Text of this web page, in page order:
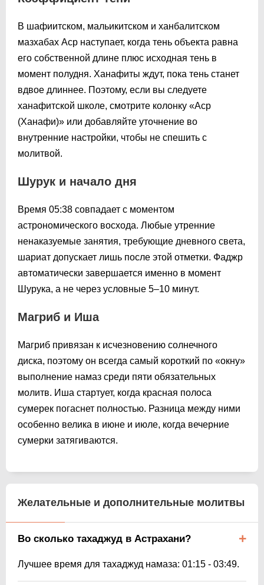
В шафиитском, мальикитском и ханбалитском
мазхабах Аср наступает, когда тень объекта равна
его собственной длине плюс исходная тень в
момент полудня. Ханафиты ждут, пока тень станет
вдвое длиннее. Поэтому, если вы следуете
ханафитской школе, смотрите колонку «Аср
(Ханафи)» или добавляйте уточнение во
внутренние настройки, чтобы не спешить с
молитвой.
Шурук и начало дня
Время 05:38 совпадает с моментом
астрономического восхода. Любые утренние
ненаказуемые занятия, требующие дневного света,
шариат допускает лишь после этой отметки. Фаджр
автоматически завершается именно в момент
Шурука, а не через условные 5–10 минут.
Магриб и Иша
Магриб привязан к исчезновению солнечного
диска, поэтому он всегда самый короткий по «окну»
выполнение намаз среди пяти обязательных
молитв. Иша стартует, когда красная полоса
сумерек погаснет полностью. Разница между ними
особенно велика в июне и июле, когда вечерние
сумерки затягиваются.
Желательные и дополнительные молитвы
Во сколько тахаджуд в Астрахани?
Лучшее время для тахаджуд намаза: 01:15 - 03:49.